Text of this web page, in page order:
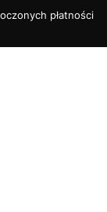
płatności